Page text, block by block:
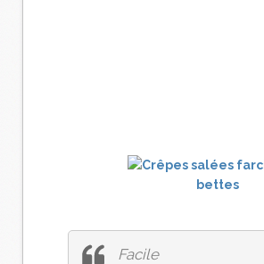
Facile